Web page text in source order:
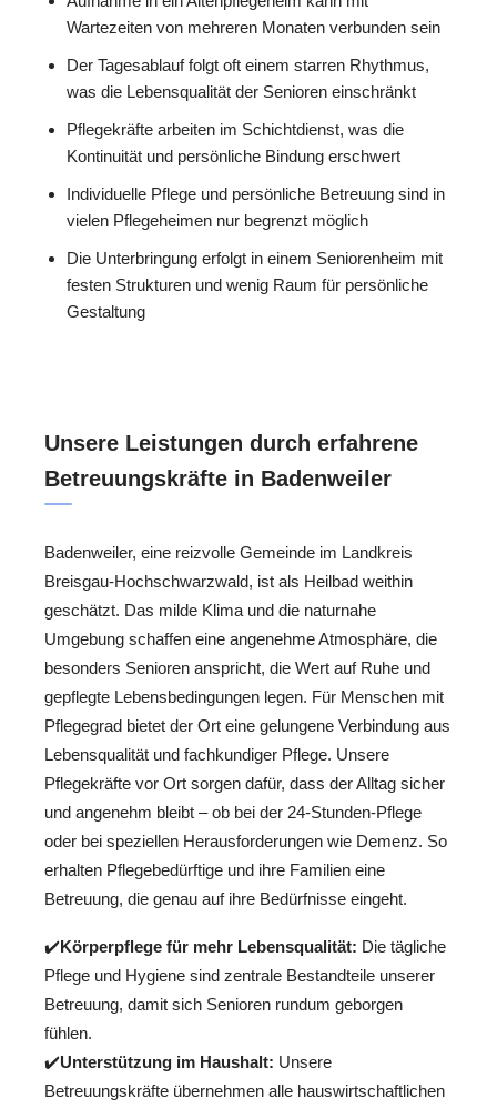
Wartezeiten von mehreren Monaten verbunden sein
Der Tagesablauf folgt oft einem starren Rhythmus,
was die Lebensqualität der Senioren einschränkt
Pflegekräfte arbeiten im Schichtdienst, was die
Kontinuität und persönliche Bindung erschwert
Individuelle Pflege und persönliche Betreuung sind in
vielen Pflegeheimen nur begrenzt möglich
Die Unterbringung erfolgt in einem Seniorenheim mit
festen Strukturen und wenig Raum für persönliche
Gestaltung
Unsere Leistungen durch erfahrene
Betreuungskräfte in Badenweiler
Badenweiler, eine reizvolle Gemeinde im Landkreis
Breisgau-Hochschwarzwald, ist als Heilbad weithin
geschätzt. Das milde Klima und die naturnahe
Umgebung schaffen eine angenehme Atmosphäre, die
besonders Senioren anspricht, die Wert auf Ruhe und
gepflegte Lebensbedingungen legen. Für Menschen mit
Pflegegrad bietet der Ort eine gelungene Verbindung aus
Lebensqualität und fachkundiger Pflege. Unsere
Pflegekräfte vor Ort sorgen dafür, dass der Alltag sicher
und angenehm bleibt – ob bei der 24-Stunden-Pflege
oder bei speziellen Herausforderungen wie Demenz. So
erhalten Pflegebedürftige und ihre Familien eine
Betreuung, die genau auf ihre Bedürfnisse eingeht.
✔️Körperpflege für mehr Lebensqualität: Die tägliche
Pflege und Hygiene sind zentrale Bestandteile unserer
Betreuung, damit sich Senioren rundum geborgen
fühlen.
✔️Unterstützung im Haushalt: Unsere
Betreuungskräfte übernehmen alle hauswirtschaftlichen